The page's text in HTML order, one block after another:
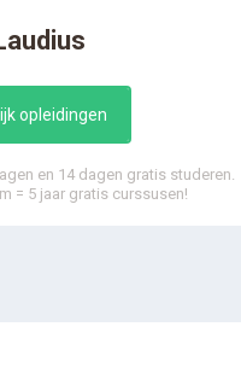
opleidingen
en 14 dagen gratis studeren.
= 5 jaar gratis curssusen!